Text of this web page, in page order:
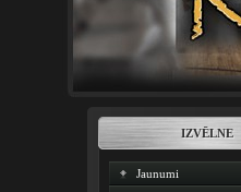
IZVĒLNE
Jaunumi